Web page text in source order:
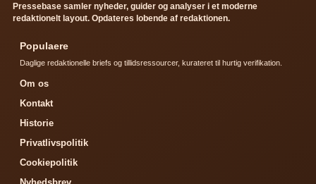
Pressebase samler nyheder, guider og analyser i et moderne
redaktionelt layout. Opdateres lobende af redaktionen.
Populaere
Daglige redaktionelle briefs og tillidsressourcer, kurateret til hurtig verifikation.
Om os
Kontakt
Historie
Privatlivspolitik
Cookiepolitik